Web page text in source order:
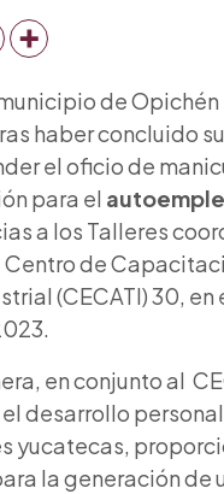
de Opichén
haber concluido
el oficio de
para el
a los Talleres
Centro de
(CECATI) 30, en
en conjunto al
desarrollo
yucatecas,
la generación de